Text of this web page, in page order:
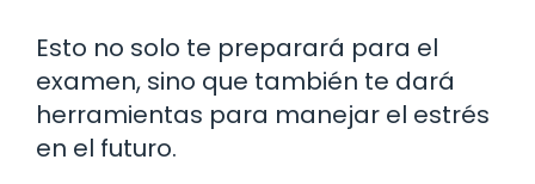
Esto no solo te preparará para el
examen, sino que también te dará
herramientas para manejar el estrés
en el futuro.